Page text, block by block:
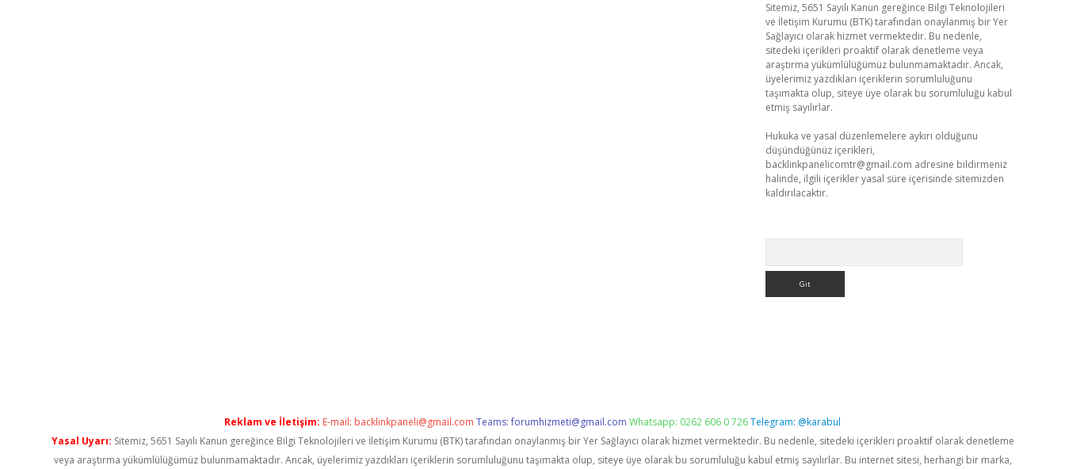
Sitemiz, 5651 Sayılı Kanun gereğince Bilgi Teknolojileri
ve İletişim Kurumu (BTK) tarafından onaylanmış bir Yer
Sağlayıcı olarak hizmet vermektedir. Bu nedenle,
sitedeki içerikleri proaktif olarak denetleme veya
araştırma yükümlülüğümüz bulunmamaktadır. Ancak,
üyelerimiz yazdıkları içeriklerin sorumluluğunu
taşımakta olup, siteye üye olarak bu sorumluluğu kabul
etmiş sayılırlar.
Hukuka ve yasal düzenlemelere aykırı olduğunu
düşündüğünüz içerikleri,
backlinkpanelicomtr@gmail.com adresine bildirmeniz
halinde, ilgili içerikler yasal süre içerisinde sitemizden
kaldırılacaktır.
Reklam ve İletişim: E-mail: backlinkpaneli@gmail.com Teams:forumhizmeti@gmail.com Whatsapp: 0262 606 0 726Telegram: @karabul
Yasal Uyarı: Sitemiz, 5651 Sayılı Kanun gereğince Bilgi Teknolojileri ve İletişim Kurumu (BTK) tarafından onaylanmış bir Yer Sağlayıcı olarak hizmet vermektedir. Bu nedenle, sitedeki içerikleri proaktif olarak denetleme
veya araştırma yükümlülüğümüz bulunmamaktadır. Ancak, üyelerimiz yazdıkları içeriklerin sorumluluğunu taşımakta olup, siteye üye olarak bu sorumluluğu kabul etmiş sayılırlar. Bu internet sitesi, herhangi bir marka,